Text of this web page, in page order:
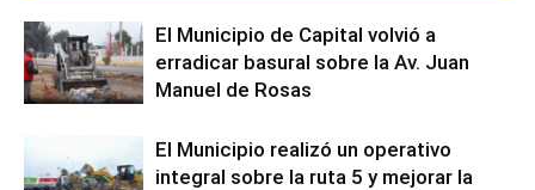
El Municipio de Capital volvió a
erradicar basural sobre la Av. Juan
Manuel de Rosas
El Municipio realizó un operativo
integral sobre la ruta 5 y mejorar la